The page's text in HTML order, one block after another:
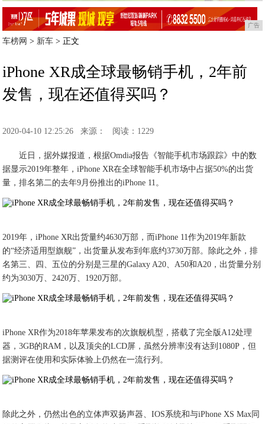
广告
车榜网 > 新车 > 正文
iPhone XR成全球最畅销手机，2年前
发售，现在还值得买吗？
2020-04-10 12:25:26 来源： 阅读：1229
近日，据外媒报道，根据Omdia报告《智能手机市场跟踪》中的数
据显示2019年整年，iPhone XR在全球智能手机市场中占据50%的出货
量，排名第二的去年9月份推出的iPhone 11。
2019年，iPhone XR出货量约4630万部，而iPhone 11作为2019年新款
的“经济适用型旗舰”，出货量从发布到年底约3730万部。除此之外，排
名第三、四、五位的分别是三星的Galaxy A20、A50和A20，出货量分别
约为3030万、2420万、1920万部。
iPhone XR作为2018年苹果发布的次旗舰机型，搭载了完全版A12处理
器，3GB的RAM，以及顶尖的LCD屏，虽然分辨率没有达到1080P，但
据测评在使用和实际体验上仍然在一流行列。
除此之外，仍然出色的立体声双扬声器、IOS系统和与iPhone XS Max同